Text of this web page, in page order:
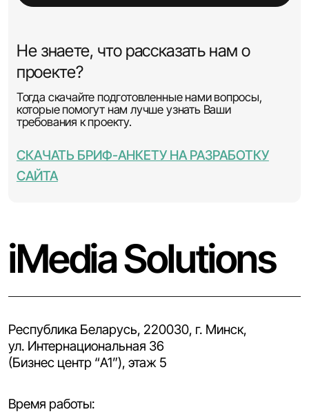
Не знаете, что рассказать нам о
проекте?
Тогда скачайте подготовленные нами вопросы,
которые помогут нам лучше узнать Ваши
требования к проекту.
СКАЧАТЬ БРИФ-АНКЕТУ НА РАЗРАБОТКУ
САЙТА
iMedia Solutions
Республика Беларусь, 220030, г. Минск,
ул. Интернациональная 36
(Бизнес центр “A1”), этаж 5
Время работы: